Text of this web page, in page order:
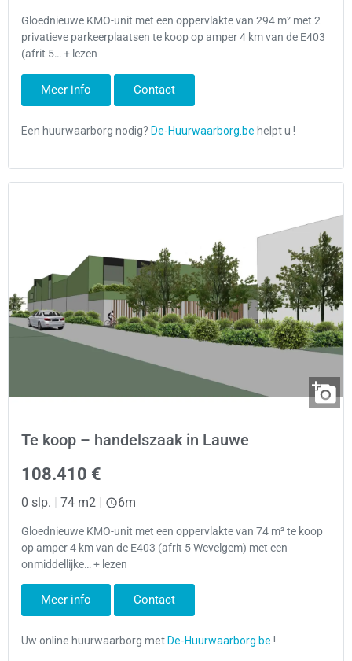
Gloednieuwe KMO-unit met een oppervlakte van 294 m² met 2
privatieve parkeerplaatsen te koop op amper 4 km van de E403
(afrit 5… + lezen
Meer info Contact
Te koop – handelszaak in Lauwe
108.410 €
0 slp. | 74 m2 | 6m
Gloednieuwe KMO-unit met een oppervlakte van 74 m² te koop
op amper 4 km van de E403 (afrit 5 Wevelgem) met een
onmiddellijke… + lezen
Meer info Contact